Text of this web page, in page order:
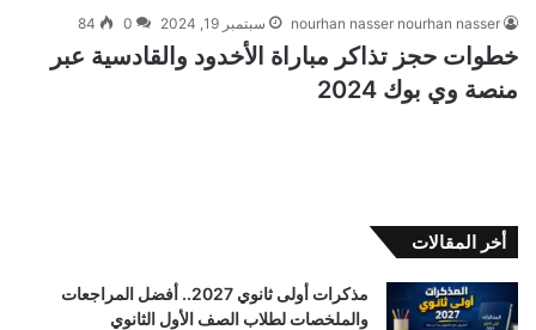
nourhan nasser nourhan nasser سبتمبر 19, 2024 0
84
خطوات حجز تذاكر مباراة الأخدود والقادسية عبر
منصة وي بوك 2024
أخر المقالات
مذكرات أولى ثانوي 2027.. أفضل المراجعات
والملخصات لطلاب الصف الأول الثانوي